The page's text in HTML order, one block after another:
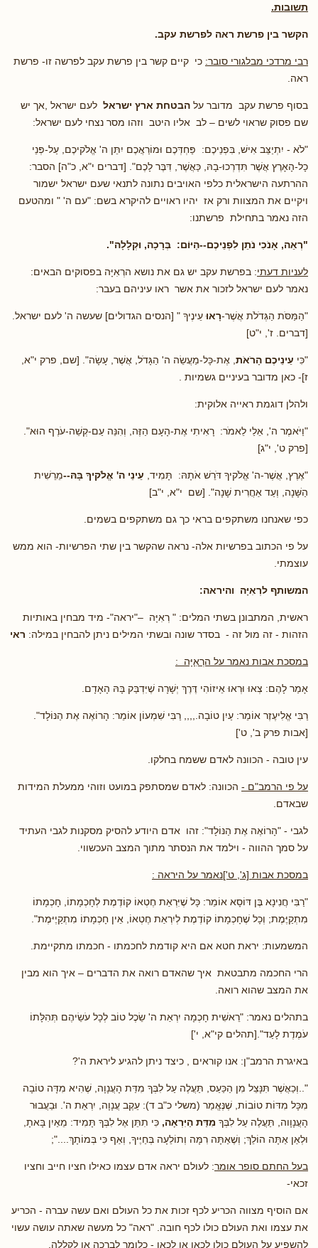
תשובות.
הקשר בין פרשת ראה לפרשת עקב.
רבי מרדכי מבלגורי סובר: כי קיים קשר בין פרשת עקב לפרשה זו- פרשת
ראה.
בסוף פרשת עקב מדובר על הבטחת ארץ ישראל לעם ישראל ,אך יש
שם פסוק שראוי לשים – לב אליו היטב וזהו מסר נצחי לעם ישראל:
"לֹא - יִתְיַצֵּב אִישׁ, בִּפְנֵיכֶם: פַּחְדְּכֶם וּמוֹרַאֲכֶם יִתֵּן ה' אֱלֹקיכֶם, עַל-פְּנֵי
כָל-הָאָרֶץ אֲשֶׁר תִּדְרְכוּ-בָהּ, כַּאֲשֶׁר, דִּבֶּר לָכֶם". [דברים י"א, כ"ה] הסבר:
ההרתעה הישראלית כלפי האויבים נתונה לתנאי שעם ישראל ישמור
ויקיים את המצוות ורק אז יהיו ראויים להיקרא בשם: "עם ה' " ומהטעם
הזה נאמר בתחילת פרשתנו:
"רְאֵה, אָנֹכִי נֹתֵן לִפְנֵיכֶם--הַיּוֹם: בְּרָכָה, וּקְלָלָה".
לעניות דעתי: בפרשת עקב יש גם את נושא הרְאִיָּה בפסוקים הבאים:
נאמר לעם ישראל לזכור את אשר ראו עיניהם בעבר:
"הַמַּסֹּת הַגְּדֹלֹת אֲשֶׁר-רָאוּעֵינֶיךָ " [הנסים הגדולים] שעשה ה' לעם ישראל.
[דברים. ז', י"ט]
"כִּי עֵינֵיכֶם הָרֹאֹת , אֶת-כָּל-מַעֲשֵׂה ה' הַגָּדֹל, אֲשֶׁר, עָשָׂה". [שם, פרק י"א,
ז]- כאן מדובר בעיניים גשמיות .
ולהלן דוגמת ראייה אלוקית:
"וַיֹּאמֶר ה', אֵלַי לֵאמֹר: רָאִיתִי אֶת-הָעָם הַזֶּה, וְהִנֵּה עַם-קְשֵׁה-עֹרֶף הוּא".
[פרק ט', י"ג]
"אֶרֶץ, אֲשֶׁר-ה' אֱלֹקיךָ דֹּרֵשׁ אֹתָהּ: תָּמִיד, עֵינֵי ה' אֱלֹקיךָ בָּהּ--מֵרֵשִׁית
הַשָּׁנָה, וְעַד אַחֲרִית שָׁנָה". [שם י"א, י"ב]
כפי שאנחנו משתקפים בראי כך גם משתקפים בשמים.
על פי הכתוב בפרשיות אלה- נראה שהקשר בין שתי הפרשיות- הוא ממש
עוצמתי.
המשותף לרְאִיָּה והיראה:
ראשית, המתבונן בשתי המלים: " רְאִיָּה –"יראה"- מיד מבחין באותיות
הזהות - זה מול זה - בסדר שונה ובשתי המילים ניתן להבחין במילה: ראי
במסכת אבות נאמר על הרְאִיָּה :
אָמַר לָהֶם: צְאוּ וּרְאוּ אֵיזוֹהִי דֶּרֶךְ יְשָׁרָה שֶׁיִּדְבַּק בָּהּ הָאָדָם.
רַבִּי אֱלִיעֶזֶר אוֹמֵר: עַיִן טוֹבָה.,,,, רַבִּי שִׁמְעוֹן אוֹמֵר: הָרוֹאֶה אֶת הַנּוֹלָד".
[אבות פרק ב', ט']
עין טובה - הכוונה לאדם ששמח בחלקו.
על פי הרמב"ם - הכוונה: לאדם שמסתפק במועט וזוהי ממעלת המידות
שבאדם.
לגבי - "הָרוֹאֶה אֶת הַנּוֹלָד": זהו אדם היודע להסיק מסקנות לגבי העתיד
על סמך ההווה - וילמד את הנסתר מתוך המצב העכשווי.
במסכת אבות [ג', ט']נאמר על היראה :
"רַבִּי חֲנִינָא בֶּן דּוֹסָא אוֹמֵר: כָּל שֶׁיִּרְאַת חֶטְאוֹ קוֹדֶמֶת לְחָכְמָתוֹ, חָכְמָתוֹ
מִתְקַיֶּמֶת; וְכָל שֶׁחָכְמָתוֹ קוֹדֶמֶת לְיִרְאַת חֶטְאוֹ, אֵין חָכְמָתוֹ מִתְקַיֶיּמֶת".
המשמעות: יראת חטא אם היא קודמת לחכמתו - חכמתו מתקיימת.
הרי החכמה מתבטאת איך שהאדם רואה את הדברים – איך הוא מבין
את המצב שהוא רואה.
בתהלים נאמר: "רֵאשִׁית חָכְמָה יִרְאַת ה' שֵׂכֶל טוֹב לְכָל עֹשֵׂיהֶם תְּהִלָּתוֹ
עֹמֶדֶת לָעַד".[תהלים קי"א, י']
באיגרת הרמב"ן: אנו קוראים , כיצד ניתן להגיע ליראת ה'?
"..וְכַאֲשֶׁר תִּנָּצֵל מִן הַכַּעַס, תַּעֲלֶה עַל לִבְּךָ מִדַּת הָעֲנָוָה, שֶׁהִיא מִדָּה טוֹבָה
מִכָּל מִדּוֹת טוֹבוֹת, שֶׁנֶּאֱמַר (משלי כ"ב ד): עֵקֶב עֲנָוָה, יִרְאַת ה'. וּבַעֲבוּר
הָעֲנָוָוה, תַּעֲלֶה עַל לִבְּךָ מִדַּת הַיִּרְאָה, כִּי תִתֵּן אֶל לִבְּךָ תָּמִיד: מֵאַיִן בָּאתָ,
וּלְאַן אַתָּה הוֹלֵךְ; וְשֶׁאַתָּה רִמָּה וְתוֹלֵעָה בְּחַיֶּיךָ, וְאַף כִּי בְּמוֹתָךְ....";
בעל החתם סופר אומר: לעולם יראה אדם עצמו כאילו חציו חייב וחציו
זכאי-
אם הוסיף מצווה הכריע לכף זכות את כל העולם ואם עשה עברה - הכריע
את עצמו ואת העולם כולו לכף חובה. "ראה" כל מעשה שאתה עושה עשוי
להשפיע על העולם כולו לכאן או לכאן - כלומר לברכה או לקללה.